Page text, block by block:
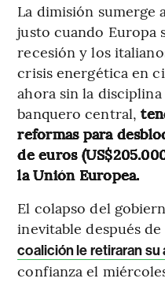
La dimisión sumerge
justo cuando Europa
recesión y los
crisis energética en
ahora sin la
banquero central,
reformas para
de euros
la Unión Europea.
El colapso del
inevitable después de
coalición le retiraran su
confianza el